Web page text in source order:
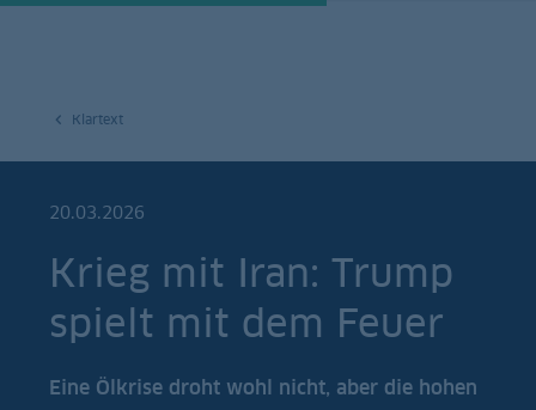
Klartext
20.03.2026
Krieg mit Iran: Trump
spielt mit dem Feuer
Eine Ölkrise droht wohl nicht, aber die hohen